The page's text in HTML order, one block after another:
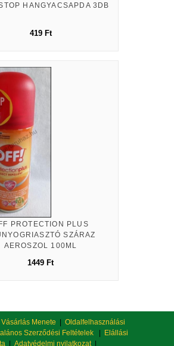
HANGYACSAPDA 3DB
419 Ft
PROTECTION PLUS
SZÁRAZ
AEROSZOL 100ML
1449 Ft
Vásárlás Menete
Oldalfelhasználási
Szerződési Feltételek
Elállási
Adatvédelmi nyilatkozat|